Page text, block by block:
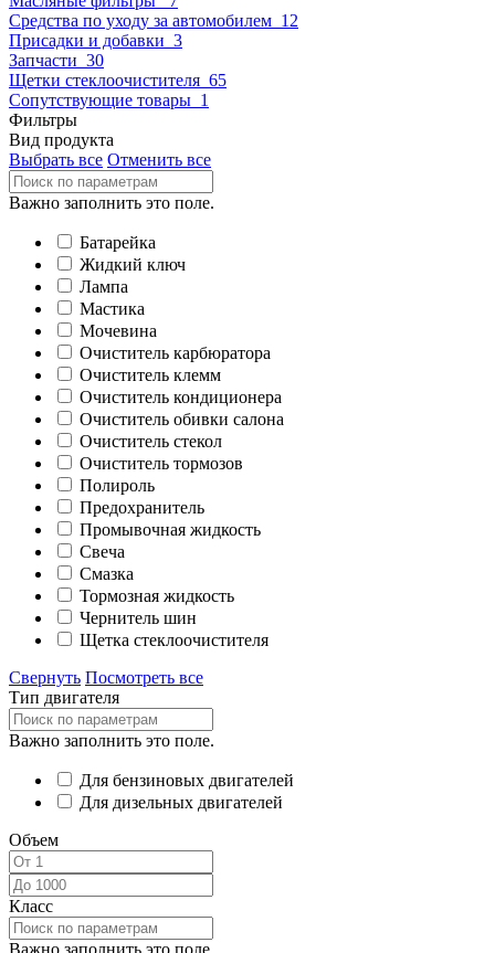
Средства по уходу за автомобилем 12
Присадки и добавки 3
Запчасти 30
Щетки стеклоочистителя 65
Сопутствующие товары 1
Фильтры
Вид продукта
Выбрать все Отменить все
Важно заполнить это поле.
Батарейка
Жидкий ключ
Лампа
Мастика
Мочевина
Очиститель карбюратора
Очиститель клемм
Очиститель кондиционера
Очиститель обивки салона
Очиститель стекол
Очиститель тормозов
Полироль
Предохранитель
Промывочная жидкость
Свеча
Смазка
Тормозная жидкость
Чернитель шин
Щетка стеклоочистителя
Свернуть Посмотреть все
Тип двигателя
Важно заполнить это поле.
Для бензиновых двигателей
Для дизельных двигателей
Объем
Класс
Важно заполнить это поле.